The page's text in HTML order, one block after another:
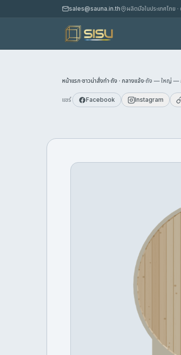
sales@sauna.in.th ผลิตมือในประเทศไทย
หน้าแรก·ซาวน่าสั่งทำ·ถัง · กลางแจ้ง·ถัง — ใหญ่ — ก
แชร์ Facebook Instagram